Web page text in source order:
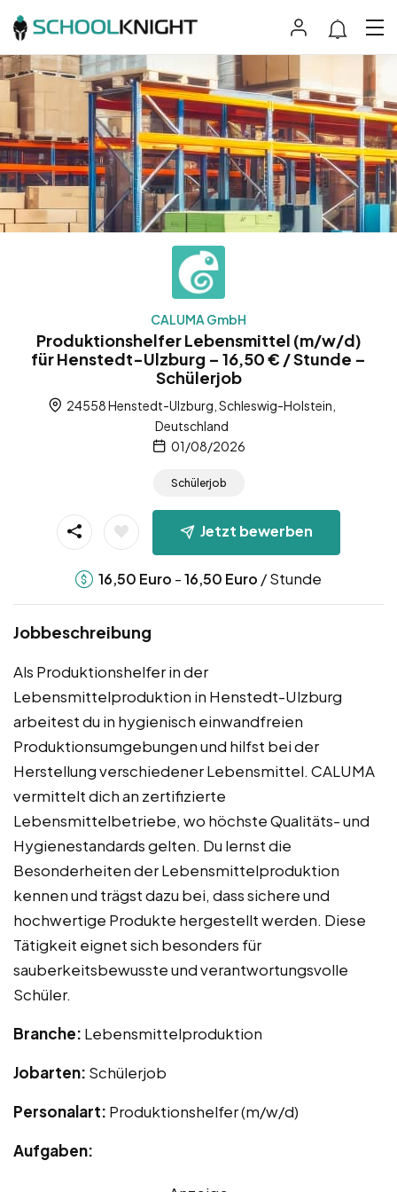
CALUMA GmbH
Produktionshelfer Lebensmittel (m/w/d)
für Henstedt-Ulzburg – 16,50 € / Stunde –
Schülerjob
24558 Henstedt-Ulzburg, Schleswig-Holstein,
Deutschland
01/08/2026
Schülerjob
Jetzt bewerben
16,50 Euro -16,50 Euro / Stunde
Jobbeschreibung
Als Produktionshelfer in der
Lebensmittelproduktion in Henstedt-Ulzburg
arbeitest du in hygienisch einwandfreien
Produktionsumgebungen und hilfst bei der
Herstellung verschiedener Lebensmittel. CALUMA
vermittelt dich an zertifizierte
Lebensmittelbetriebe, wo höchste Qualitäts- und
Hygienestandards gelten. Du lernst die
Besonderheiten der Lebensmittelproduktion
kennen und trägst dazu bei, dass sichere und
hochwertige Produkte hergestellt werden. Diese
Tätigkeit eignet sich besonders für
sauberkeitsbewusste und verantwortungsvolle
Schüler.
Branche: Lebensmittelproduktion
Jobarten: Schülerjob
Personalart: Produktionshelfer (m/w/d)
Aufgaben: